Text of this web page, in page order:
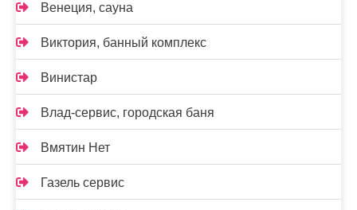
Венеция, сауна
Виктория, банный комплекс
Винистар
Влад-сервис, городская баня
Вмятин Нет
Газель сервис